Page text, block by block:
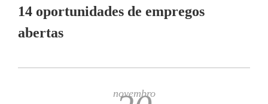
14 oportunidades de empregos
abertas
novembro